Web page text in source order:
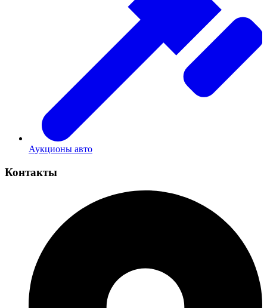
Аукционы авто
Контакты